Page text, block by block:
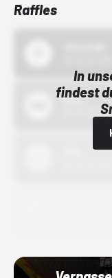
Raffles
In
findest
Bstn
01.10.22